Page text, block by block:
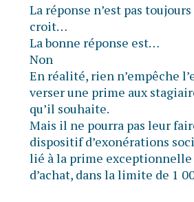
La réponse n’est pas
croit…
La bonne réponse est…
Non
En réalité, rien n’empêche
verser une prime aux
qu’il souhaite.
Mais il ne pourra pas leur
dispositif d’exonérations
lié à la prime exceptionnelle
d’achat, dans la limite de 1